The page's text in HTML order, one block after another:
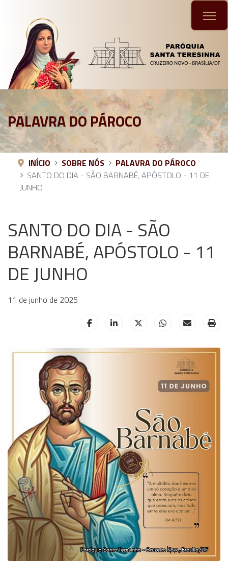
PALAVRA DO PÁROCO
INÍCIO SOBRE NÓS
PALAVRA DO PÁROCO
SANTO DO DIA - SÃO BARNABÉ, APÓSTOLO - 11 DE
JUNHO
SANTO DO DIA - SÃO
BARNABÉ, APÓSTOLO - 11
DE JUNHO
11 de junho de 2025
HELIX_ULTIMATE_SHARE_FACEBOOK